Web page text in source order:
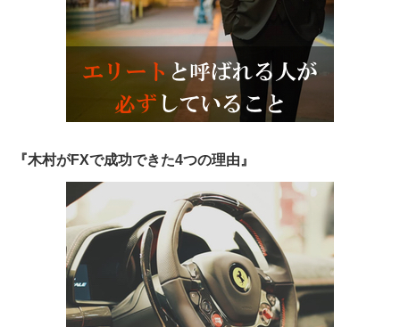
『木村がFXで成功できた4つの理由』